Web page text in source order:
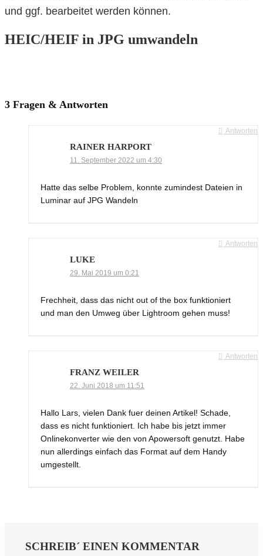
und ggf. bearbeitet werden können.
HEIC/HEIF in JPG umwandeln
3 Fragen & Antworten
Antworten
RAINER HARPORT
11. September 2022 um 4:30
Hatte das selbe Problem, konnte zumindest Dateien in
Luminar auf JPG Wandeln
Antworten
LUKE
29. Mai 2019 um 0:21
Frechheit, dass das nicht out of the box funktioniert
und man den Umweg über Lightroom gehen muss!
Antworten
FRANZ WEILER
22. Juni 2018 um 11:51
Hallo Lars, vielen Dank fuer deinen Artikel! Schade,
dass es nicht funktioniert. Ich habe bis jetzt immer
Onlinekonverter wie den von Apowersoft genutzt. Habe
nun allerdings einfach das Format auf dem Handy
umgestellt.
SCHREIB´ EINEN KOMMENTAR